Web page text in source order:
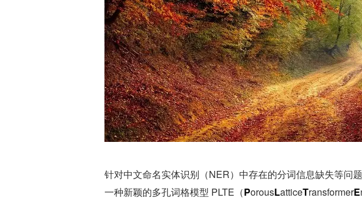
针对中文命名实体识别（NER）中存在的分词信息缺失等问
一种新颖的多孔词格模型 PLTE（PorousLatticeTransformerE